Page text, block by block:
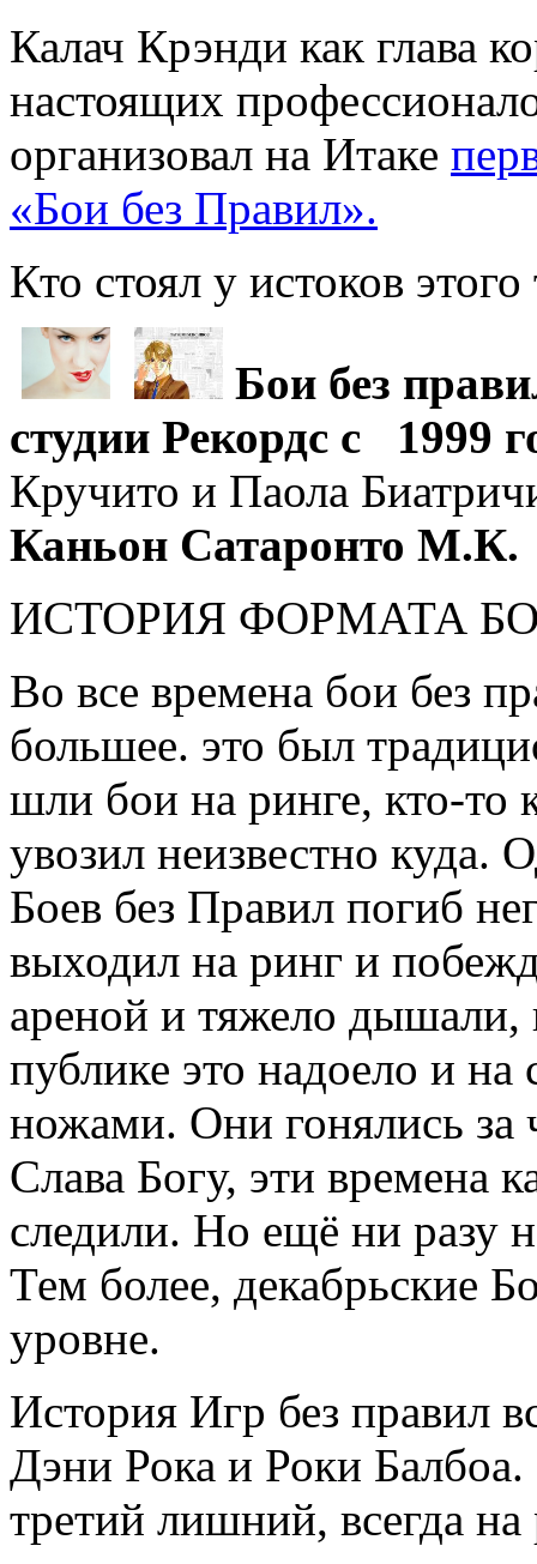
Калач Крэнди как глава
настоящих
организовал на Итаке
«Бои без Правил».
Кто стоял у истоков
Бои без
студии Рекордс с 1999
Кручито и Паола
Каньон Сатаронто М.К.
ИСТОРИЯ ФОРМАТА
Во все времена бои без
большее. это был
шли бои на ринге, кто-то
увозил неизвестно куда.
Боев без Правил погиб
выходил на ринг и
ареной и тяжело дышали,
публике это надоело и
ножами. Они гонялись за
Слава Богу, эти времена
следили. Но ещё ни разу
Тем более, декабрьские
уровне.
История Игр без правил
Дэни Рока и Роки
третий лишний, всегда на